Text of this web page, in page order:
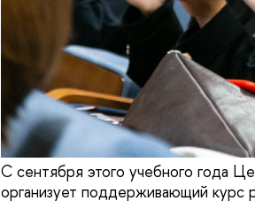
С сентября этого учебного года
организует поддерживающий курс